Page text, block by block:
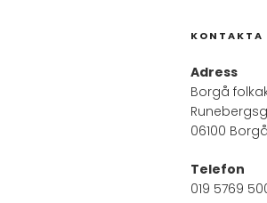
KONTAKTA
Adress
Borgå
06100 Borgå
Telefon
019 5769